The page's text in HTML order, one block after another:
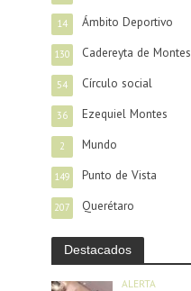
Ámbito Deportivo
14
Cadereyta de Montes
130
Círculo social
54
Ezequiel Montes
36
Mundo
2
Punto de Vista
149
Querétaro
207
Destacados
ALERTA